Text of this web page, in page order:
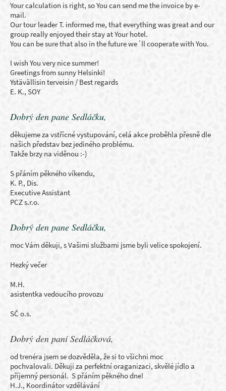
Your calculation is right, so You can send me the invoice by e-
mail.
Our tour leader T. informed me, that everything was great and our
group really enjoyed their stay at Your hotel.
You can be sure that also in the future we´ll cooperate with You.
I wish You very nice summer!
Greetings from sunny Helsinki!
Ystävällisin terveisin / Best regards
E. K., SOY
Dobrý den pane Sedláčku,
děkujeme za vstřícné vystupování, celá akce proběhla přesně dle
našich představ bez jediného problému.
Takže brzy na viděnou :-)
S přáním pěkného víkendu,
K. P., Dis.
Executive Assistant
PCZ s.r.o.
Dobrý den pane Sedláčku,
moc Vám děkuji, s Vašimi službami jsme byli velice spokojení.
Hezký večer
M.H.
asistentka vedoucího provozu
SČ o.s.
Dobrý den paní Sedláčková,
od trenéra jsem se dozvěděla, že si to všichni moc
pochvalovali. Děkuji za perfektní oraganizaci, skvělé jídlo a
příjemný personál. S přáním pěkného dne!
H.J., Koordinátor vzdělávání